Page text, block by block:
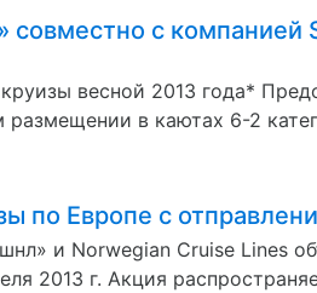
совместно с
весной 2013 года*
в каютах 6-2
по Европе с
и Norwegian Cruise Lines
2013 г. Акция